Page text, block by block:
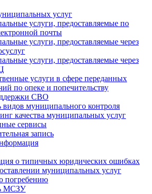
услуг
услуги, предоставляемые по
почты
услуги, предоставляемые через
услуги, предоставляемые через
услуги в сфере переданных
по опеке и попечительству
СВО
видов муниципального контроля
качества муниципальных услуг
сервисы
запись
о типичных юридических ошибках
муниципальных услуг
погребению
МСЗУ